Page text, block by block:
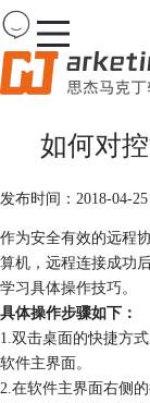
下载
购买
案例
服务
如何对
发布时间：2018-04-
作为安全有效的远程
算机，远程连接成功
学习具体操作技巧。
具体操作步骤如下：
1.双击桌面的快捷方
软件主界面。
2.在软件主界面右侧